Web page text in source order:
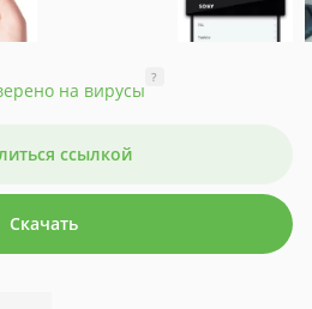
на вирусы
?
ссылкой
Скачать